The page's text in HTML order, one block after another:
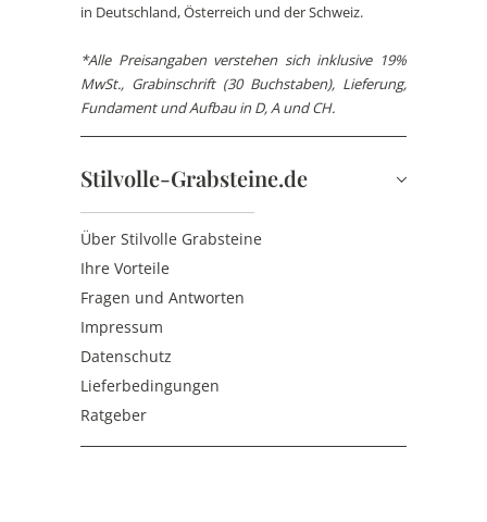
in Deutschland, Österreich und der Schweiz.
*Alle Preisangaben verstehen sich inklusive 19%
MwSt., Grabinschrift (30 Buchstaben), Lieferung,
Fundament und Aufbau in D, A und CH.
Stilvolle-Grabsteine.de
Über Stilvolle Grabsteine
Ihre Vorteile
Fragen und Antworten
Impressum
Datenschutz
Lieferbedingungen
Ratgeber